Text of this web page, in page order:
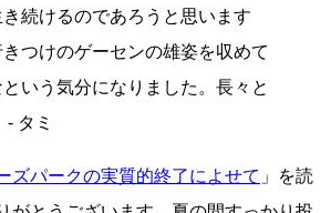
続けるのであろうと思います
つけのゲーセンの雄姿を収めて
いう気分になりました。長々と
タミ
ズパークの実質的終了によせて 」を読